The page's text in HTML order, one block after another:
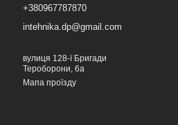
+380967787870
intehnika.dp@gmail.com
вулиця 128-ї Бригади
Тероборони, 6а
Мапа проїзду